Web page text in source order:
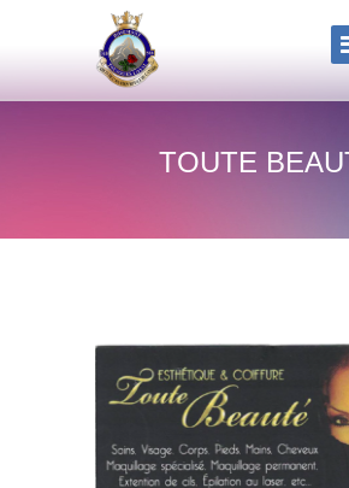
TOUTE